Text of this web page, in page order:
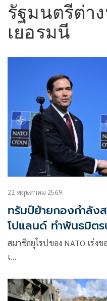
รัฐมนตรีต่า
เยอรมนี
22 พฤษภาคม 2569
ทรัมป์ย้ายกองกำลังส
โปแลนด์ ทำพันธมิตร
สมาชิกยุโรปของ NATO เร่ง
เ…